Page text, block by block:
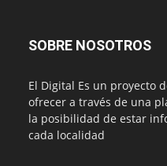
SOBRE NOSOTROS
El Digital Es un proyecto
ofrecer a través de una
la posibilidad de estar
cada localidad